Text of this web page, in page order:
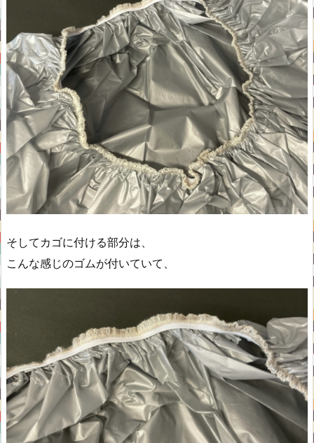
そしてカゴに付ける部分は、
こんな感じのゴムが付いていて、